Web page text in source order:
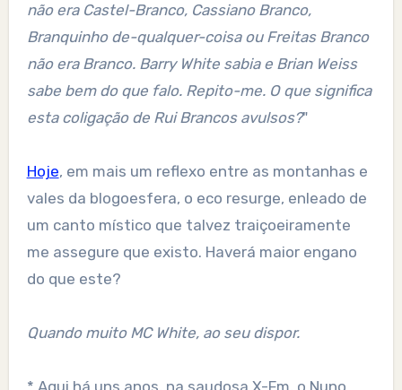
não era Castel-Branco, Cassiano Branco,
Branquinho de-qualquer-coisa ou Freitas Branco
não era Branco. Barry White sabia e Brian Weiss
sabe bem do que falo. Repito-me. O que significa
esta coligação de Rui Brancos avulsos?"
Hoje, em mais um reflexo entre as montanhas e
vales da blogoesfera, o eco resurge, enleado de
um canto místico que talvez traiçoeiramente
me assegure que existo. Haverá maior engano
do que este?
Quando muito MC White, ao seu dispor.